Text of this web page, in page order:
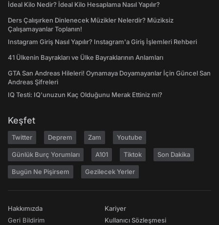
İdeal Kilo Nedir? İdeal Kilo Hesaplama Nasıl Yapılır?
Ders Çalışırken Dinlenecek Müzikler Nelerdir? Müziksiz
Çalışamayanlar Toplanın!
Instagram Giriş Nasıl Yapılır? Instagram'a Giriş İşlemleri Rehberi
41 Ülkenin Bayrakları ve Ülke Bayraklarının Anlamları
GTA San Andreas Hileleri! Oynamaya Doyamayanlar İçin Güncel San
Andreas Şifreleri
IQ Testi: IQ'unuzun Kaç Olduğunu Merak Ettiniz mi?
Keşfet
Twitter Deprem Zam Youtube
Günlük Burç Yorumları A101 Tiktok Son Dakika
Bugün Ne Pişirsem Gezilecek Yerler
Hakkımızda
Geri Bildirim
Kariyer
Kullanıcı Sözleşmesi